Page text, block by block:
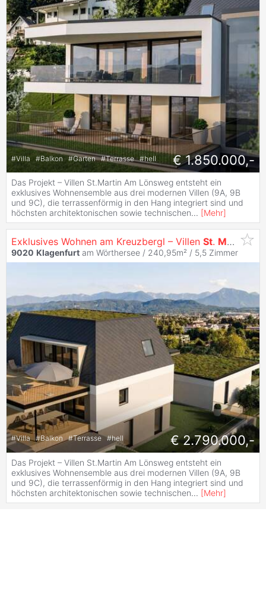
#Villa #Balkon #Garten #Terrasse #hell € 1.850.000,-
Das Projekt – Villen St.Martin Am Lönsweg entsteht ein
exklusives Wohnensemble aus drei modernen Villen (9A, 9B
und 9C), die terrassenförmig in den Hang integriert sind und
höchsten architektonischen sowie technischen... [Mehr]
Exklusives Wohnen am Kreuzbergl – Villen St. Martin mit
9020 Klagenfurt am Wörthersee / 240,95m² / 5,5 Zimmer
#Villa #Balkon #Terrasse #hell € 2.790.000,-
Das Projekt – Villen St.Martin Am Lönsweg entsteht ein
exklusives Wohnensemble aus drei modernen Villen (9A, 9B
und 9C), die terrassenförmig in den Hang integriert sind und
höchsten architektonischen sowie technischen... [Mehr]